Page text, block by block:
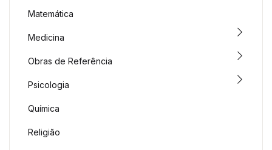
Matemática
Medicina
Obras de Referência
Psicologia
Química
Religião